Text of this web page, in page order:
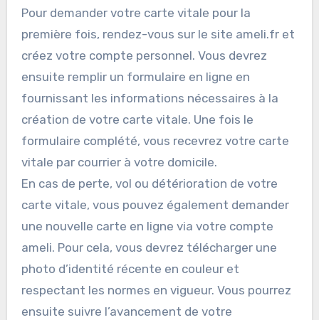
Pour demander votre carte vitale pour la
première fois, rendez-vous sur le site ameli.fr et
créez votre compte personnel. Vous devrez
ensuite remplir un formulaire en ligne en
fournissant les informations nécessaires à la
création de votre carte vitale. Une fois le
formulaire complété, vous recevrez votre carte
vitale par courrier à votre domicile.
En cas de perte, vol ou détérioration de votre
carte vitale, vous pouvez également demander
une nouvelle carte en ligne via votre compte
ameli. Pour cela, vous devrez télécharger une
photo d’identité récente en couleur et
respectant les normes en vigueur. Vous pourrez
ensuite suivre l’avancement de votre